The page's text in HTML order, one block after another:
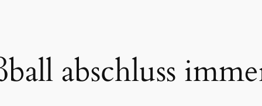
abschluss